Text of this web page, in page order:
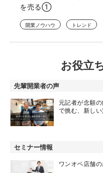
を売る①
開業ノウハウ トレンド
お役立
先輩開業者の声
元記者が念願
で挑む、新し
セミナー情報
ワンオペ店舗